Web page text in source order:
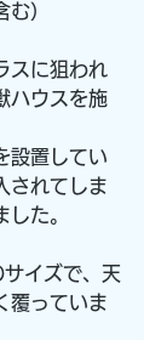
）
スに狙われ
ハウスを施
設置してい
されてしま
た。
イズで、天
覆っていま